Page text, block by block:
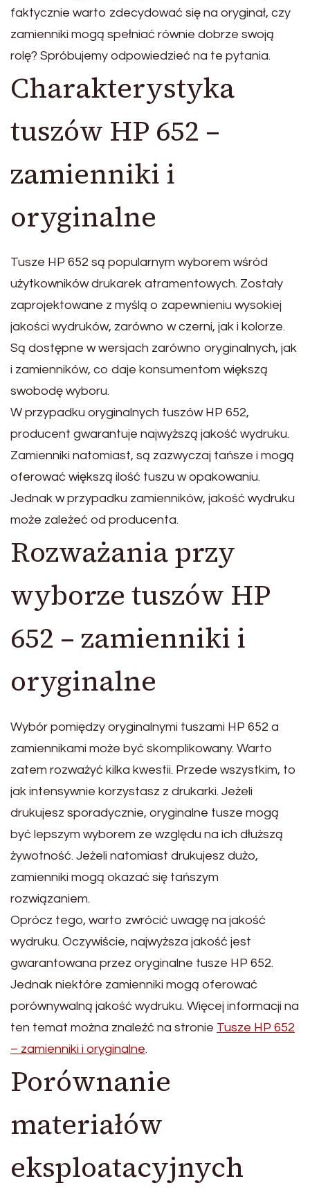
faktycznie warto zdecydować się na oryginał, czy
zamienniki mogą spełniać równie dobrze swoją
rolę? Spróbujemy odpowiedzieć na te pytania.
Charakterystyka
tuszów HP 652 –
zamienniki i
oryginalne
Tusze HP 652 są popularnym wyborem wśród
użytkowników drukarek atramentowych. Zostały
zaprojektowane z myślą o zapewnieniu wysokiej
jakości wydruków, zarówno w czerni, jak i kolorze.
Są dostępne w wersjach zarówno oryginalnych, jak
i zamienników, co daje konsumentom większą
swobodę wyboru.
W przypadku oryginalnych tuszów HP 652,
producent gwarantuje najwyższą jakość wydruku.
Zamienniki natomiast, są zazwyczaj tańsze i mogą
oferować większą ilość tuszu w opakowaniu.
Jednak w przypadku zamienników, jakość wydruku
może zależeć od producenta.
Rozważania przy
wyborze tuszów HP
652 – zamienniki i
oryginalne
Wybór pomiędzy oryginalnymi tuszami HP 652 a
zamiennikami może być skomplikowany. Warto
zatem rozważyć kilka kwestii. Przede wszystkim, to
jak intensywnie korzystasz z drukarki. Jeżeli
drukujesz sporadycznie, oryginalne tusze mogą
być lepszym wyborem ze względu na ich dłuższą
żywotność. Jeżeli natomiast drukujesz dużo,
zamienniki mogą okazać się tańszym
rozwiązaniem.
Oprócz tego, warto zwrócić uwagę na jakość
wydruku. Oczywiście, najwyższa jakość jest
gwarantowana przez oryginalne tusze HP 652.
Jednak niektóre zamienniki mogą oferować
porównywalną jakość wydruku. Więcej informacji na
ten temat można znaleźć na stronie Tusze HP 652
– zamienniki i oryginalne.
Porównanie
materiałów
eksploatacyjnych